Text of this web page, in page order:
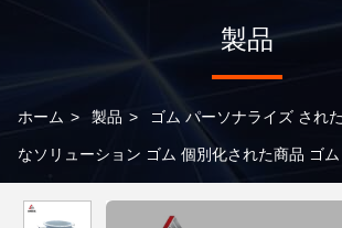
製品
ホーム > 製品 > ゴム パーソナライズ され
なソリューション ゴム 個別化された商品 ゴム